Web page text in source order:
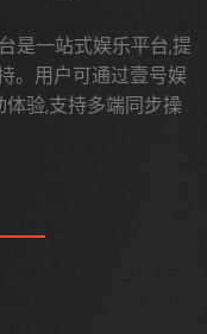
是一站式娱乐平台,提
。用户可通过壹号娱
验,支持多端同步操